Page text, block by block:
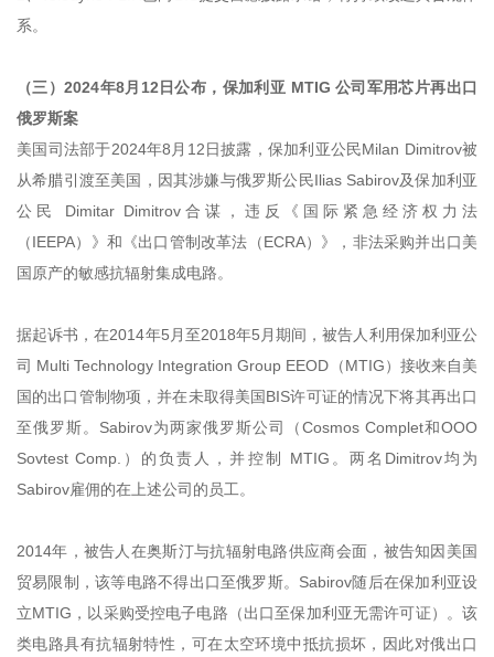
系。
（三）2024年8月12日公布，保加利亚 MTIG 公司军用芯片再出口
俄罗斯案
美国司法部于2024年8月12日披露，保加利亚公民Milan Dimitrov被
从希腊引渡至美国，因其涉嫌与俄罗斯公民Ilias Sabirov及保加利亚
公民 Dimitar Dimitrov合谋，违反《国际紧急经济权力法
（IEEPA）》和《出口管制改革法（ECRA）》，非法采购并出口美
国原产的敏感抗辐射集成电路。
据起诉书，在2014年5月至2018年5月期间，被告人利用保加利亚公
司 Multi Technology Integration Group EEOD（MTIG）接收来自美
国的出口管制物项，并在未取得美国BIS许可证的情况下将其再出口
至俄罗斯。Sabirov为两家俄罗斯公司（Cosmos Complet和OOO
Sovtest Comp.）的负责人，并控制 MTIG。两名Dimitrov均为
Sabirov雇佣的在上述公司的员工。
2014年，被告人在奥斯汀与抗辐射电路供应商会面，被告知因美国
贸易限制，该等电路不得出口至俄罗斯。Sabirov随后在保加利亚设
立MTIG，以采购受控电子电路（出口至保加利亚无需许可证）。该
类电路具有抗辐射特性，可在太空环境中抵抗损坏，因此对俄出口